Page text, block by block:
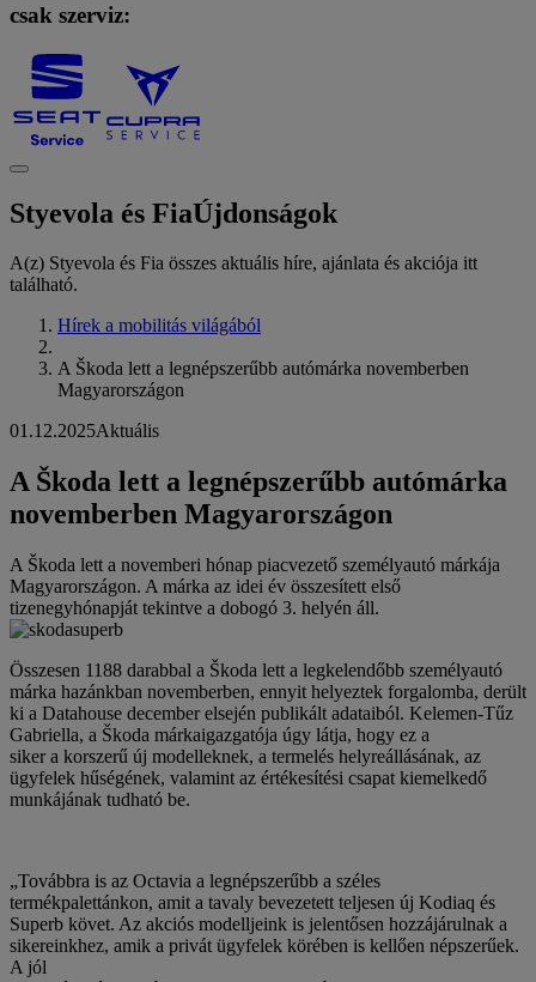
csak szerviz:
Styevola és FiaÚjdonságok
A(z) Styevola és Fia összes aktuális híre, ajánlata és akciója itt
található.
Hírek a mobilitás világából
A Škoda lett a legnépszerűbb autómárka novemberben
Magyarországon
01.12.2025Aktuális
A Škoda lett a legnépszerűbb autómárka
novemberben Magyarországon
A Škoda lett a novemberi hónap piacvezető személyautó márkája
Magyarországon. A márka az idei év összesített első
tizenegyhónapját tekintve a dobogó 3. helyén áll.
Összesen 1188 darabbal a Škoda lett a legkelendőbb személyautó
márka hazánkban novemberben, ennyit helyeztek forgalomba, derült
ki a Datahouse december elsején publikált adataiból. Kelemen-Tűz
Gabriella, a Škoda márkaigazgatója úgy látja, hogy ez a
siker a korszerű új modelleknek, a termelés helyreállásának, az
ügyfelek hűségének, valamint az értékesítési csapat kiemelkedő
munkájának tudható be.
„Továbbra is az Octavia a legnépszerűbb a széles
termékpalettánkon, amit a tavaly bevezetett teljesen új Kodiaq és
Superb követ. Az akciós modelljeink is jelentősen hozzájárulnak a
sikereinkhez, amik a privát ügyfelek körében is kellően népszerűek.
A jól